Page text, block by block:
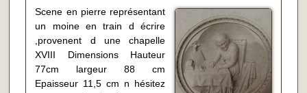
Scene en pierre représentant
un moine en train d écrire
,provenent d une chapelle
XVIII Dimensions Hauteur
77cm largeur 88 cm
Epaisseur 11,5 cm n hésitez